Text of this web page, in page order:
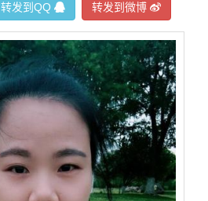
转发到QQ 转发到微博